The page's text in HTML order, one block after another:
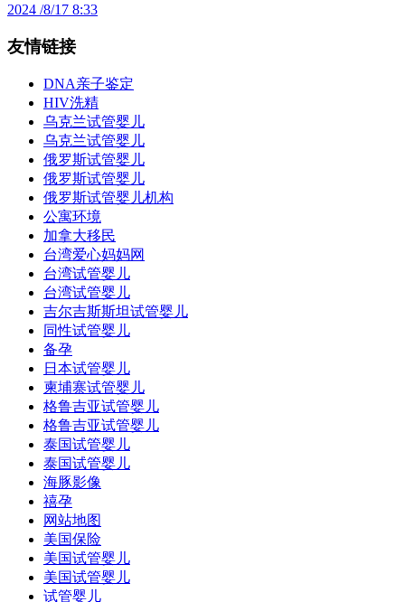
2024 /8/17 8:33
友情链接
DNA亲子鉴定
HIV洗精
乌克兰试管婴儿
乌克兰试管婴儿
俄罗斯试管婴儿
俄罗斯试管婴儿
俄罗斯试管婴儿机构
公寓环境
加拿大移民
台湾爱心妈妈网
台湾试管婴儿
台湾试管婴儿
吉尔吉斯斯坦试管婴儿
同性试管婴儿
备孕
日本试管婴儿
柬埔寨试管婴儿
格鲁吉亚试管婴儿
格鲁吉亚试管婴儿
泰国试管婴儿
泰国试管婴儿
海豚影像
禧孕
网站地图
美国保险
美国试管婴儿
美国试管婴儿
试管婴儿